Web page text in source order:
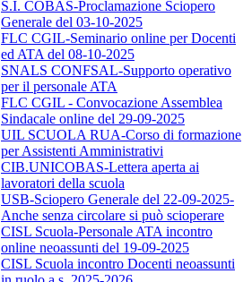
S.I. COBAS-Proclamazione Sciopero
Generale del 03-10-2025
FLC CGIL-Seminario online per Docenti
ed ATA del 08-10-2025
SNALS CONFSAL-Supporto operativo
per il personale ATA
FLC CGIL - Convocazione Assemblea
Sindacale online del 29-09-2025
UIL SCUOLA RUA-Corso di formazione
per Assistenti Amministrativi
CIB.UNICOBAS-Lettera aperta ai
lavoratori della scuola
USB-Sciopero Generale del 22-09-2025-
Anche senza circolare si può scioperare
CISL Scuola-Personale ATA incontro
online neoassunti del 19-09-2025
CISL Scuola incontro Docenti neoassunti